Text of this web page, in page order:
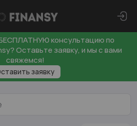
консультацию по
Оставьте заявку, и мы с вами
свяжемся!
заявку